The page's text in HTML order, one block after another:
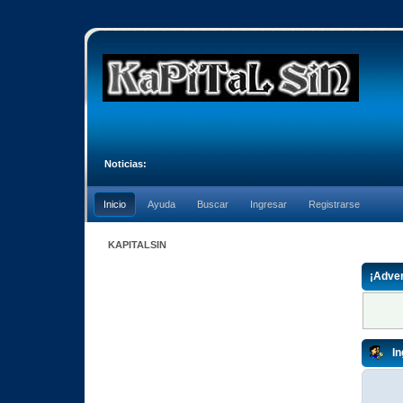
Noticias:
Inicio Ayuda Buscar Ingresar Registrarse
KAPITALSIN